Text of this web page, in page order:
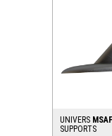
UNIVERS
SUPPORTS